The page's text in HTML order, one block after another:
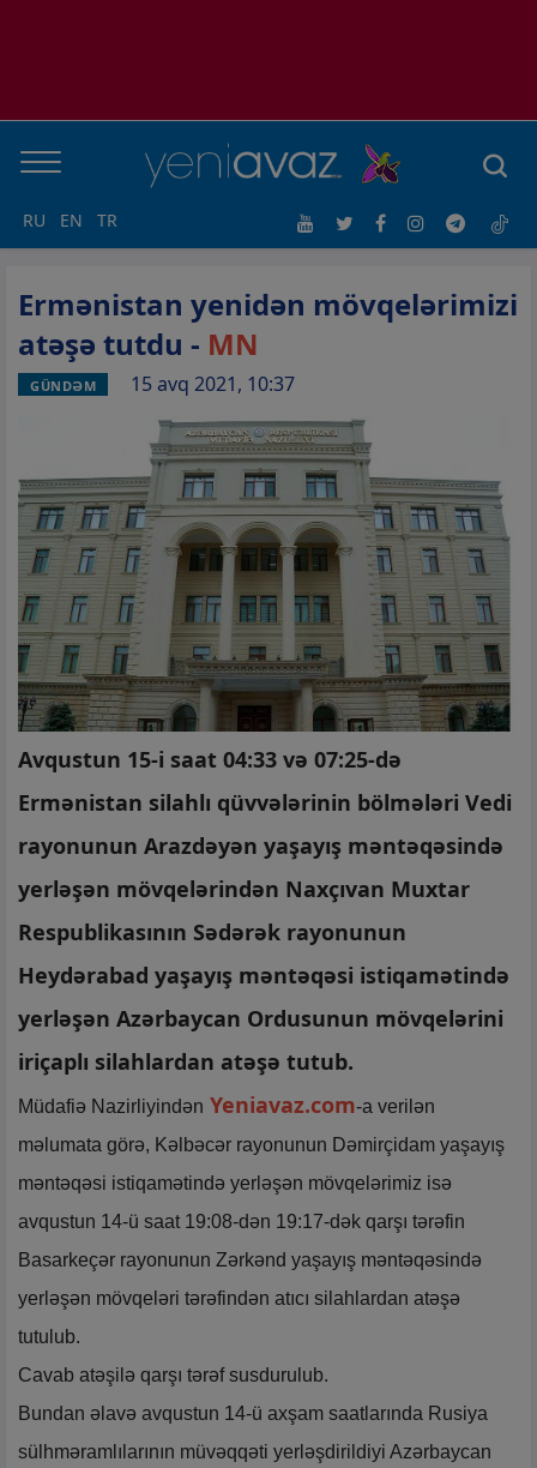
RU EN TR
Ermənistan yenidən mövqelərimizi
atəşə tutdu - MN
GÜNDƏM 15 avq 2021, 10:37
Avqustun 15-i saat 04:33 və 07:25-də
Ermənistan silahlı qüvvələrinin bölmələri Vedi
rayonunun Arazdəyən yaşayış məntəqəsində
yerləşən mövqelərindən Naxçıvan Muxtar
Respublikasının Sədərək rayonunun
Heydərabad yaşayış məntəqəsi istiqamətində
yerləşən Azərbaycan Ordusunun mövqelərini
iriçaplı silahlardan atəşə tutub.
Müdafiə Nazirliyindən Yeniavaz.com-a verilən
məlumata görə, Kəlbəcər rayonunun Dəmirçidam yaşayış
məntəqəsi istiqamətində yerləşən mövqelərimiz isə
avqustun 14-ü saat 19:08-dən 19:17-dək qarşı tərəfin
Basarkeçər rayonunun Zərkənd yaşayış məntəqəsində
yerləşən mövqeləri tərəfindən atıcı silahlardan atəşə
tutulub.
Cavab atəşilə qarşı tərəf susdurulub.
Bundan əlavə avqustun 14-ü axşam saatlarında Rusiya
sülhməramlılarının müvəqqəti yerləşdirildiyi Azərbaycan